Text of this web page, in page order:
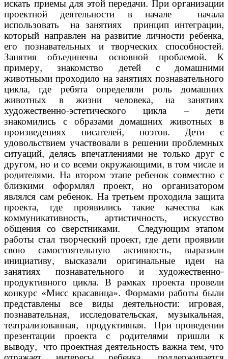
проектной деятельности в начале начала
использовать на занятиях принцип интеграции,
который направлен на развитие личности ребенка,
его познавательных и творческих способностей.
Занятия объединены основной проблемой. К
примеру, знакомство детей с домашними
животными проходило на занятиях познавательного
цикла, где ребята определяли роль домашних
животных в жизни человека, на занятиях
художественно-эстетического цикла – дети
знакомились с образами домашних животных в
произведениях писателей, поэтов. Дети с
удовольствием участвовали в решении проблемных
ситуаций, делясь впечатлениями не только друг с
другом, но и со всеми окружающими, в том числе и
родителями. На втором этапе ребенок совместно с
близкими оформлял проект, но организатором
являлся сам ребенок. На третьем проходила защита
проекта, где проявились такие качества как
коммуникативность, артистичность, искусство
общения со сверстниками. Следующим этапом
работы стал творческий проект, где дети проявили
свою самостоятельную активность, выразили
инициативу, высказали оригинальные идеи на
занятиях познавательного и художественно-
продуктивного цикла. В рамках проекта провели
конкурс «Мисс красавица». Формами работы были
представлены все виды деятельности: игровая,
познавательная, исследовательская, музыкальная,
театрализованная, продуктивная. При проведении
презентации проекта с родителями пришли к
выводу, что проектная деятельность важна тем, что